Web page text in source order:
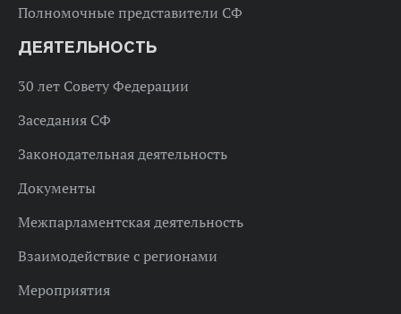
Полномочные представители СФ
ДЕЯТЕЛЬНОСТЬ
30 лет Совету Федерации
Заседания СФ
Законодательная деятельность
Документы
Межпарламентская деятельность
Взаимодействие с регионами
Мероприятия